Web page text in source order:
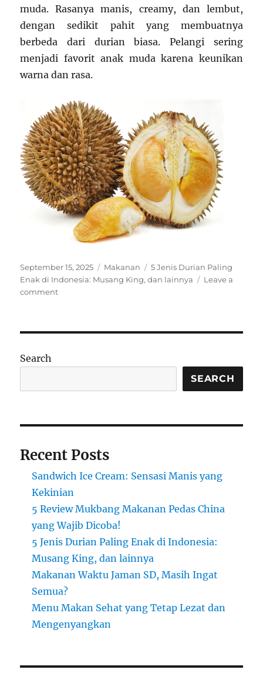
muda. Rasanya manis, creamy, dan lembut,
dengan sedikit pahit yang membuatnya
berbeda dari durian biasa. Pelangi sering
menjadi favorit anak muda karena keunikan
warna dan rasa.
Posted
on
September 15, 2025 Categories
Makanan Tags
5 Jenis Durian Paling
Enak di Indonesia: Musang King,dan lainnya
Leave a
commenton
di
Musang
lainnya
Search
SEARCH
Recent Posts
Sandwich Ice Cream: Sensasi Manis yang
Kekinian
5 Review Mukbang Makanan Pedas China
yang Wajib Dicoba!
5 Jenis Durian Paling Enak di Indonesia:
Musang King, dan lainnya
Makanan Waktu Jaman SD, Masih Ingat
Semua?
Menu Makan Sehat yang Tetap Lezat dan
Mengenyangkan